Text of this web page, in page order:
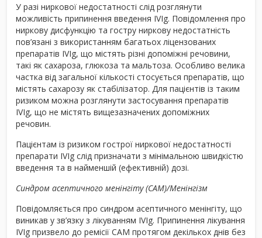
У разі ниркової недостатності слід розглянути
можливість припинення введення IVIg. Повідомлення про
ниркову дисфункцію та гостру ниркову недостатність
пов’язані з використанням багатьох ліцензованих
препаратів IVIg, що містять різні допоміжні речовини,
такі як сахароза, глюкоза та мальтоза. Особливо велика
частка від загальної кількості стосується препаратів, що
містять сахарозу як стабілізатор. Для пацієнтів із таким
ризиком можна розглянути застосування препаратів
IVIg, що не містять вищезазначених допоміжних
речовин.
Пацієнтам із ризиком гострої ниркової недостатності
препарати IVIg слід призначати з мінімальною швидкістю
введення та в найменшій (ефективній) дозі.
Синдром асептичного менінгіту (САМ)/Менінгізм
Повідомляється про синдром асептичного менінгіту, що
виникав у зв’язку з лікуванням IVIg. Припинення лікування
IVIg призвело до ремісії САМ протягом декількох днів без